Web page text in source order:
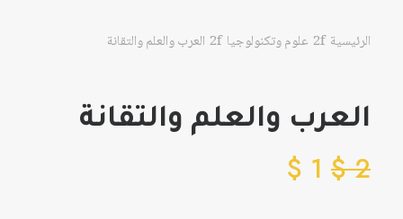
الرئيسية علوم وتكنولوجيا العرب والعلم والتقانة
العرب والعلم والتقانة
2
$
1
$